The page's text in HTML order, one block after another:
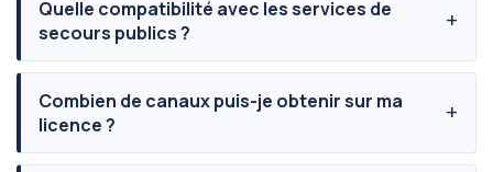
Quelle compatibilité avec les services de
secours publics ?
Combien de canaux puis-je obtenir sur ma
licence ?